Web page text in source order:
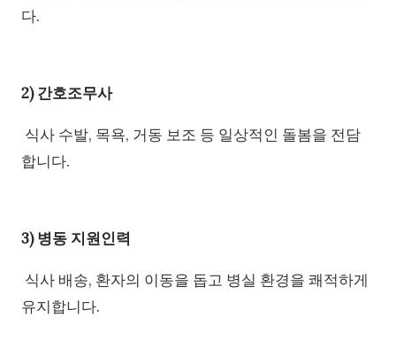
다.
2) 간호조무사
식사 수발, 목욕, 거동 보조 등 일상적인 돌봄을 전담
합니다.
3) 병동 지원인력
식사 배송, 환자의 이동을 돕고 병실 환경을 쾌적하게
유지합니다.